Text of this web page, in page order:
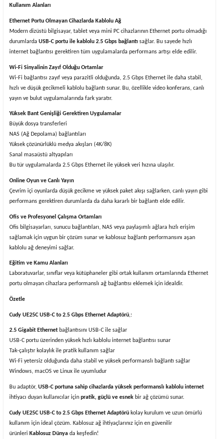
Kullanım Alanları
Ethernet Portu Olmayan Cihazlarda Kablolu Ağ
Modern dizüstü bilgisayar, tablet veya mini PC cihazlarının Ethernet portu olmadığı
durumlarda USB-C portu ile kablolu 2.5 Gbps bağlantı sağlar. Bu sayede hızlı
internet bağlantısı gerektiren tüm uygulamalarda performans artışı elde edilir.
Wi-Fi Sinyalinin Zayıf Olduğu Ortamlar
Wi-Fi bağlantısı zayıf veya parazitli olduğunda, 2.5 Gbps Ethernet ile daha stabil,
hızlı ve düşük gecikmeli kablolu bağlantı sunar. Bu, özellikle video konferans, canlı
yayın ve bulut uygulamalarında fark yaratır.
Yüksek Bant Genişliği Gerektiren Uygulamalar
Büyük dosya transferleri
NAS (Ağ Depolama) bağlantıları
Yüksek çözünürlüklü medya akışları (4K/8K)
Sanal masaüstü altyapıları
Bu tür uygulamalarda 2.5 Gbps Ethernet ile yüksek veri hızına ulaşılır.
Online Oyun ve Canlı Yayın
Çevrim içi oyunlarda düşük gecikme ve yüksek paket akışı sağlarken, canlı yayın gibi
performans gerektiren durumlarda da daha kararlı bir bağlantı elde edilir.
Ofis ve Profesyonel Çalışma Ortamları
Ofis bilgisayarları, sunucu bağlantıları, NAS veya paylaşımlı ağlara hızlı erişim
sağlamak için uygun bir çözüm sunar ve kablosuz bağlantı performansını aşan
kablolu ağ deneyimi sağlar.
Eğitim ve Kamu Alanları
Laboratuvarlar, sınıflar veya kütüphaneler gibi ortak kullanım ortamlarında Ethernet
portu olmayan cihazlara performanslı ağ bağlantısı eklemek için idealdir.
Özetle
Cudy UE25C USB-C to 2.5 Gbps Ethernet Adaptörü,:
2.5 Gigabit Ethernet bağlantısını USB-C ile sağlar
USB-C portu üzerinden yüksek hızl ı kablolu internet bağ lantsı sunar
Tak-çal ıştr kolaylık ile pratik kullanım sağ lar
Wi-Fi yetersiz olduğunda daha stabil ve yüksek performansl ı bağ lant sağ lar
Windows, macOS ve Linux ile uyumludur
Bu adaptör, USB-C portuna sahip cihazlarda yüksek performanslı kablolu internet
ihtiyacı duyan kullanıcılar için pratik, güçlü ve esnek bir ağ çözümü sunar.
Cudy UE25C USB-C to 2.5 Gbps Ethernet Adaptörü kolay kurulum ve uzun ömürlü
kullanım için ideal çözüm. Kablosuz ağ ihtiyaçlarınız için en güvenilir
ürünleri Kablosuz Dünya da keşfedin!